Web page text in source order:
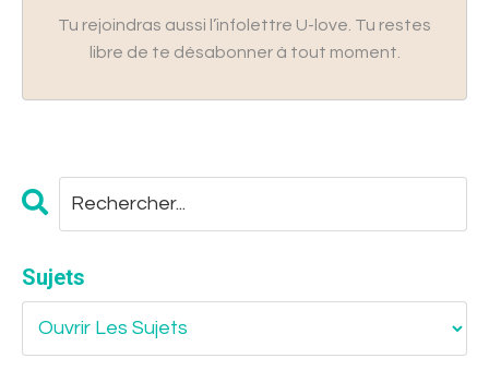
Tu rejoindras aussi l’infolettre U-love. Tu restes
libre de te désabonner à tout moment.
Sujets